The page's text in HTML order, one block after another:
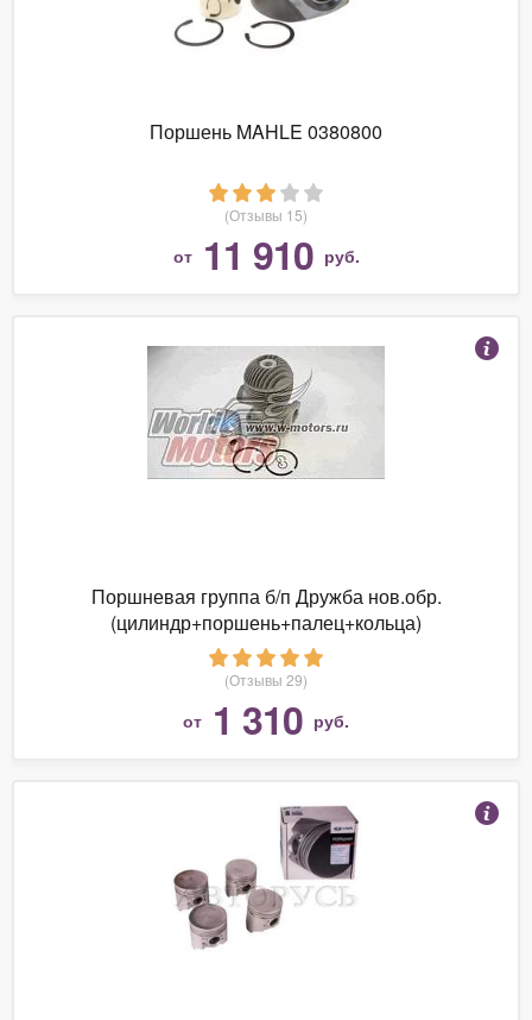
Поршень MAHLE 0380800
(Отзывы 15)
от 11 910 руб.
Поршневая группа б/п Дружба нов.обр.
(цилиндр+поршень+палец+кольца)
(Отзывы 29)
от 1 310 руб.